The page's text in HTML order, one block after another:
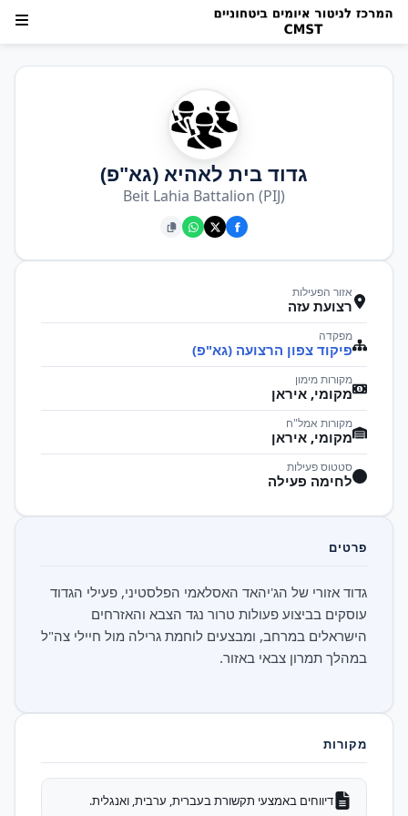
גדוד בית לאהיא (גא"פ)
Beit Lahia Battalion (PIJ)
אזור הפעילות
רצועת עזה
מפקדה
פיקוד צפון הרצועה (גא"פ)
מקורות מימון
מקומי, איראן
מקורות אמל"ח
מקומי, איראן
סטטוס פעילות
לחימה פעילה
פרטים
גדוד אזורי של הג'יהאד האסלאמי הפלסטיני, פעילי הגדוד
עוסקים בביצוע פעולות טרור נגד הצבא והאזרחים
הישראלים במרחב, ומבצעים לוחמת גרילה מול חיילי צה"ל
במהלך תמרון צבאי באזור.
מקורות
דיווחים באמצעי תקשורת בעברית, ערבית, ואנגלית.